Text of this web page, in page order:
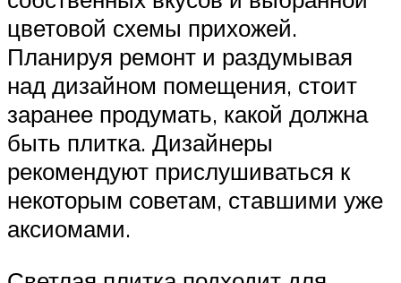
цветовой схемы прихожей.
Планируя ремонт и раздумывая
над дизайном помещения, стоит
заранее продумать, какой должна
быть плитка. Дизайнеры
рекомендуют прислушиваться к
некоторым советам, ставшими уже
аксиомами.